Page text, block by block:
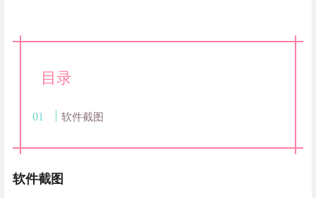
目录
软件截图
软件截图